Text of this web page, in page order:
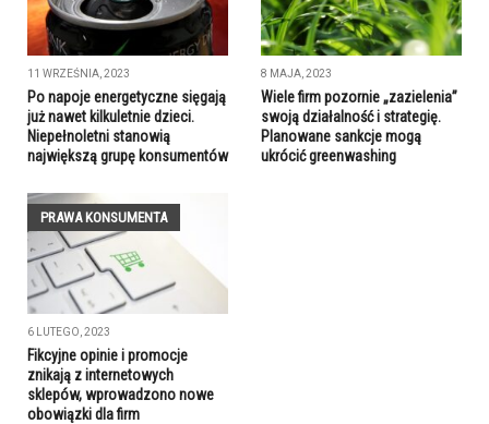
11 WRZEŚNIA, 2023
Po napoje energetyczne sięgają
już nawet kilkuletnie dzieci.
Niepełnoletni stanowią
największą grupę konsumentów
8 MAJA, 2023
Wiele firm pozornie „zazielenia”
swoją działalność i strategię.
Planowane sankcje mogą
ukrócić greenwashing
PRAWA KONSUMENTA
6 LUTEGO, 2023
Fikcyjne opinie i promocje
znikają z internetowych
sklepów, wprowadzono nowe
obowiązki dla firm